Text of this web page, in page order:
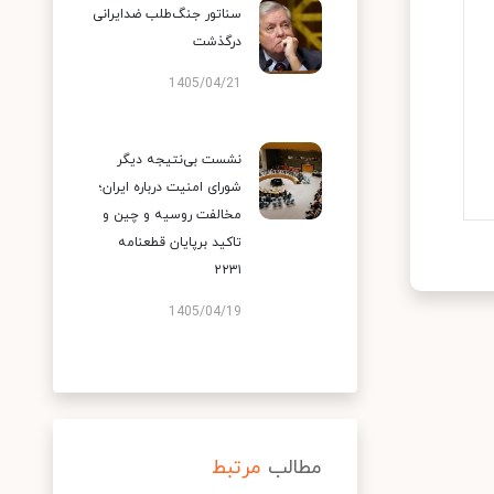
سناتور جنگ‌طلب ضدایرانی
درگذشت
1405/04/21
نشست بی‌نتیجه دیگر
شورای امنیت درباره ایران؛
مخالفت روسیه و چین و
تاکید برپایان قطعنامه
۲۲۳۱
1405/04/19
مطالب مرتبط